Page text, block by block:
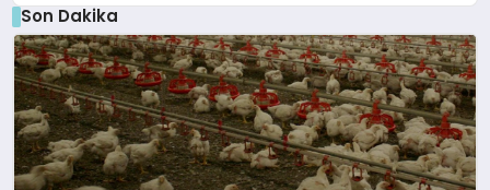
Son Dakika